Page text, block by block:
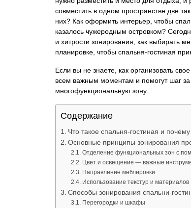
совместить в одном пространстве две
них? Как оформить интерьер, чтобы
казалось чужеродным островком?
и хитрости зонирования, как выбирать
планировке, чтобы спальня-гостиная
Если вы не знаете, как организовать
всем важным моментам и помогут шаг
многофункциональную зону.
Содержание
Что такое спальня-гостиная и
Основные принципы зонирования
Отделение функциональных зон с
Цвет и освещение — важные
Направление меблировки
Использование текстур и материалов
Способы зонирования спальни-
Перегородки и шкафы